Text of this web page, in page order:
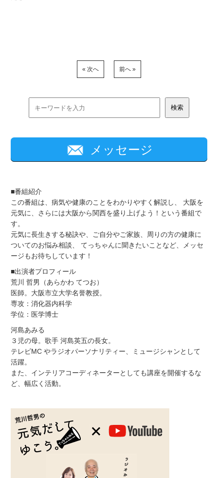
« 次へ 前へ »
メッセージ
■番組紹介
この番組は、病気や健康のことをわかりやすく解説し、 大阪を
元気に、さらには大阪から関西を盛り上げよう！という番組で
す。
元気に長生きする秘訣や、ご自分やご家族、周りの方の健康に
ついてのお悩み相談、 てっちゃんに聞きたいことなど、メッセ
ージもお待ちしています！
■出演者プロフィール
荒川 哲男（あらかわ てつお）
医師。大阪市立大学名誉教授。
専攻：消化器内科学
学位：医学博士
河島あみる
３児の母。歌手 河島英五の長女。
テレビMC やラジオパーソナリティー、ミュージシャンとして
活躍。
また、インテリアコーディネーターとしても講座を開催するな
ど、幅広く活動。